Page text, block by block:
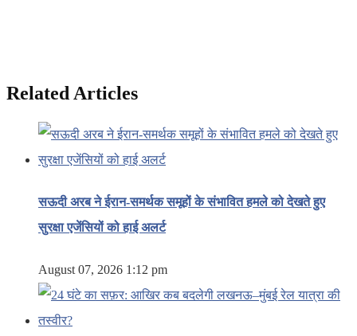
Related Articles
सऊदी अरब ने ईरान-समर्थक समूहों के संभावित हमले को देखते हुए
सुरक्षा एजेंसियों को हाई अलर्ट
August 07, 2026 1:12 pm